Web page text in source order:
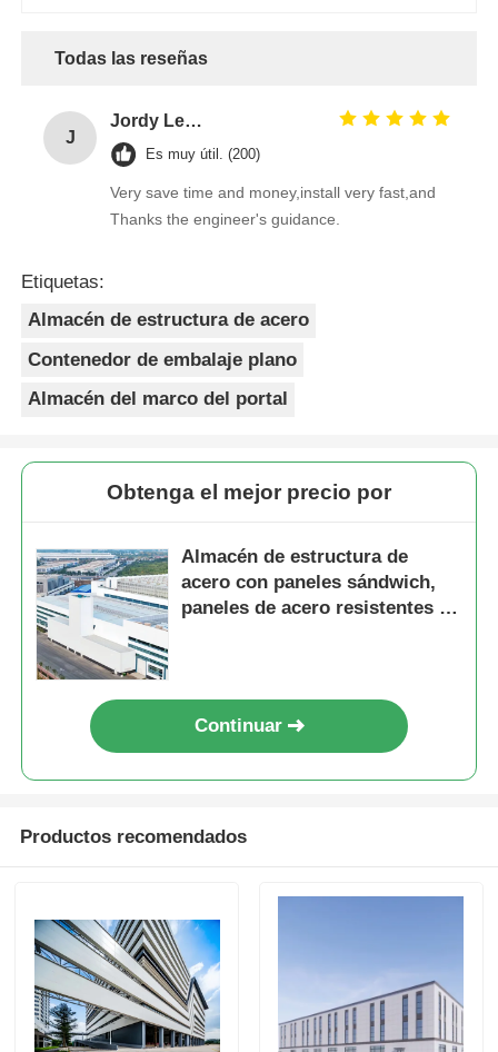
Todas las reseñas
J
Jordy Leong
Es muy útil. (200)
Very save time and money,install very fast,and
Thanks the engineer's guidance.
Etiquetas:
Almacén de estructura de acero
Contenedor de embalaje plano
Almacén del marco del portal
Obtenga el mejor precio por
Almacén de estructura de
acero con paneles sándwich,
paneles de acero resistentes a
Continuar
Productos recomendados